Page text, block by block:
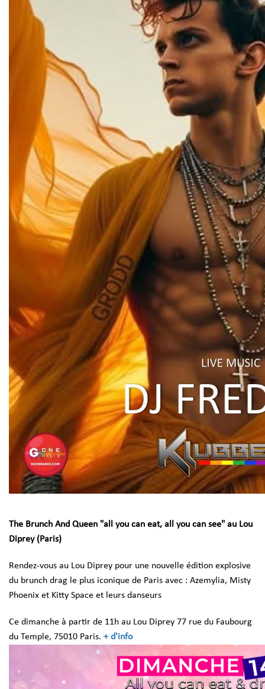
The Brunch And Queen "all you can eat, all you can see" au Lou
Diprey (Paris)
Rendez-vous au Lou Diprey pour une nouvelle édition explosive
du brunch drag le plus iconique de Paris avec : Azemylia, Misty
Phoenix et Kitty Space et leurs danseurs
Ce dimanche à partir de 11h au Lou Diprey 77 rue du Faubourg
du Temple, 75010 Paris. + d'info